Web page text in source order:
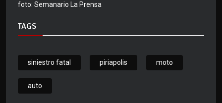
foto: Semanario La Prensa
TAGS
siniestro fatal piriapolis moto
auto